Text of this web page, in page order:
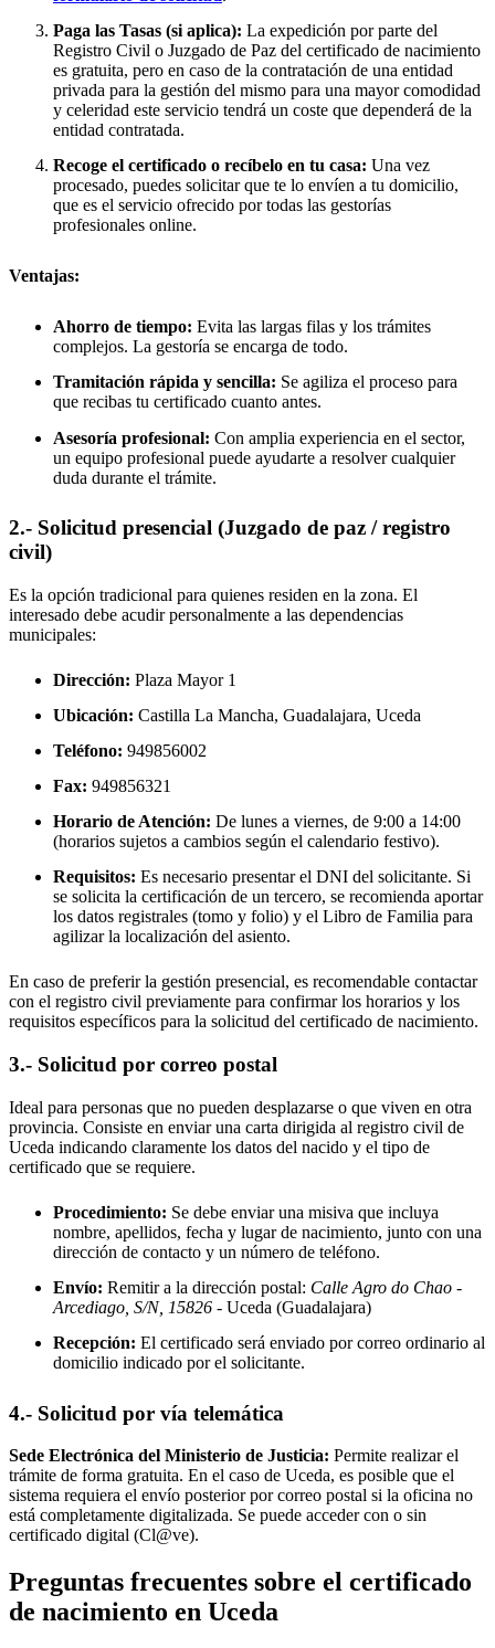
Paga las Tasas (si aplica): La expedición por parte del
Registro Civil o Juzgado de Paz del certificado de nacimiento
es gratuita, pero en caso de la contratación de una entidad
privada para la gestión del mismo para una mayor comodidad
y celeridad este servicio tendrá un coste que dependerá de la
entidad contratada.
Recoge el certificado o recíbelo en tu casa: Una vez
procesado, puedes solicitar que te lo envíen a tu domicilio,
que es el servicio ofrecido por todas las gestorías
profesionales online.
Ventajas:
Ahorro de tiempo: Evita las largas filas y los trámites
complejos. La gestoría se encarga de todo.
Tramitación rápida y sencilla: Se agiliza el proceso para
que recibas tu certificado cuanto antes.
Asesoría profesional: Con amplia experiencia en el sector,
un equipo profesional puede ayudarte a resolver cualquier
duda durante el trámite.
2.- Solicitud presencial (Juzgado de paz / registro
civil)
Es la opción tradicional para quienes residen en la zona. El
interesado debe acudir personalmente a las dependencias
municipales:
Dirección: Plaza Mayor 1
Ubicación: Castilla La Mancha, Guadalajara, Uceda
Teléfono: 949856002
Fax: 949856321
Horario de Atención: De lunes a viernes, de 9:00 a 14:00
(horarios sujetos a cambios según el calendario festivo).
Requisitos: Es necesario presentar el DNI del solicitante. Si
se solicita la certificación de un tercero, se recomienda aportar
los datos registrales (tomo y folio) y el Libro de Familia para
agilizar la localización del asiento.
En caso de preferir la gestión presencial, es recomendable contactar
con el registro civil previamente para confirmar los horarios y los
requisitos específicos para la solicitud del certificado de nacimiento.
3.- Solicitud por correo postal
Ideal para personas que no pueden desplazarse o que viven en otra
provincia. Consiste en enviar una carta dirigida al registro civil de
Uceda indicando claramente los datos del nacido y el tipo de
certificado que se requiere.
Procedimiento: Se debe enviar una misiva que incluya
nombre, apellidos, fecha y lugar de nacimiento, junto con una
dirección de contacto y un número de teléfono.
Envío: Remitir a la dirección postal: Calle Agro do Chao -
Arcediago, S/N, 15826 - Uceda (Guadalajara)
Recepción: El certificado será enviado por correo ordinario al
domicilio indicado por el solicitante.
4.- Solicitud por vía telemática
Sede Electrónica del Ministerio de Justicia: Permite realizar el
trámite de forma gratuita. En el caso de Uceda, es posible que el
sistema requiera el envío posterior por correo postal si la oficina no
está completamente digitalizada. Se puede acceder con o sin
certificado digital (Cl@ve).
Preguntas frecuentes sobre el certificado
de nacimiento en Uceda